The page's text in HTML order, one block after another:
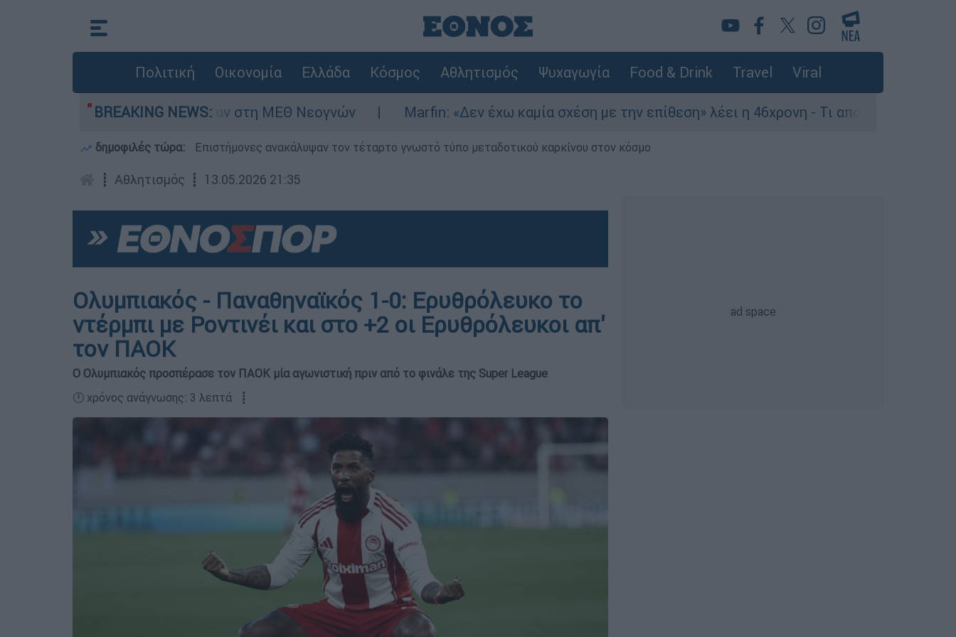
Πολιτική Οικονομία Ελλάδα Κόσμος Αθλητισμός Ψυχαγωγία Food & Drink Travel Viral
BREAKING NEWS:
ημερών - Νοσηλευόταν στη ΜΕΘ Νεογνών Marfin: «Δεν έχω καμία σχέση με την επίθεση» λέει η 46χρονη - Τι αποκάλυψε στους
δημοφιλές τώρα: Επιστήμονες ανακάλυψαν τον τέταρτο γνωστό τύπο μεταδοτικού καρκίνου στον κόσμο
┋ Αθλητισμός ┋ 13.05.2026 21:35
Ολυμπιακός - Παναθηναϊκός 1-0: Ερυθρόλευκο το
ντέρμπι με Ροντινέι και στο +2 οι Ερυθρόλευκοι απ'
τον ΠΑΟΚ
Ο Ολυμπιακός προσπέρασε τον ΠΑΟΚ μία αγωνιστική πριν από το φινάλε της Super League
🕛 χρόνος ανάγνωσης: 3 λεπτά ┋